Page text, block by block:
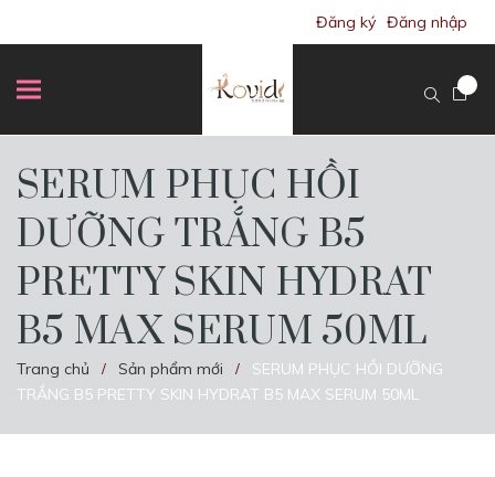
Đăng ký Đăng nhập
SERUM PHỤC HỒI
DƯỠNG TRẮNG B5
PRETTY SKIN HYDRAT
B5 MAX SERUM 50ML
Trang chủ / Sản phẩm mới /
SERUM PHỤC HỒI DƯỠNG
TRẮNG B5 PRETTY SKIN HYDRAT B5 MAX SERUM 50ML